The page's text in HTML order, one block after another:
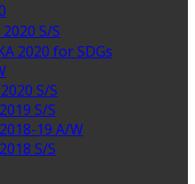
S/S
2020 for SDGs
S/S
S/S
19 A/W
S/S